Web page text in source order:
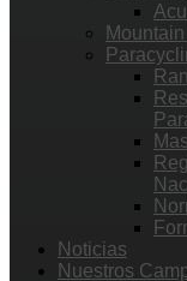
Noticias
Nuestros